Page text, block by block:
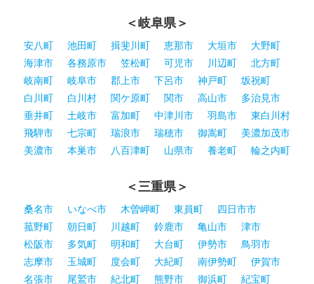
＜岐阜県＞
安八町 池田町 揖斐川町 恵那市 大垣市
大野町
海津市
各務原市 笠松町 可児市 川辺町
北方町
岐南町
岐阜市 郡上市 下呂市 神戸町
坂祝町
白川町
白川村 関ケ原町 関市 高山市
多治見市
垂井町
土岐市 富加町 中津川市 羽島市
東白川村
飛騨市
七宗町 瑞浪市 瑞穂市 御嵩町
美濃加茂市
美濃市
本巣市 八百津町 山県市 養老町 輪之内町
＜三重県＞
桑名市 いなべ市 木曽岬町 東員町
四日市市
菰野町
朝日町 川越町 鈴鹿市 亀山市
津市
松阪市
多気町 明和町 大台町 伊勢市
鳥羽市
志摩市
玉城町 度会町 大紀町 南伊勢町
伊賀市
名張市
尾鷲市 紀北町 熊野市 御浜町 紀宝町